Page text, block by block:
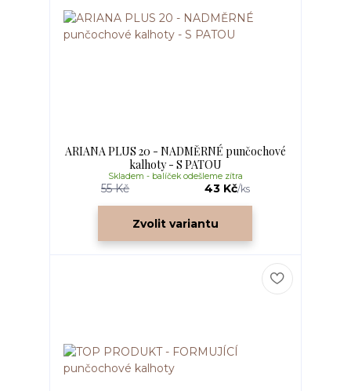
ARIANA PLUS 20 - NADMĚRNÉ punčochové
kalhoty - S PATOU
55 Kč 43 Kč/ks
Skladem - balíček odešleme zítra
Zvolit variantu